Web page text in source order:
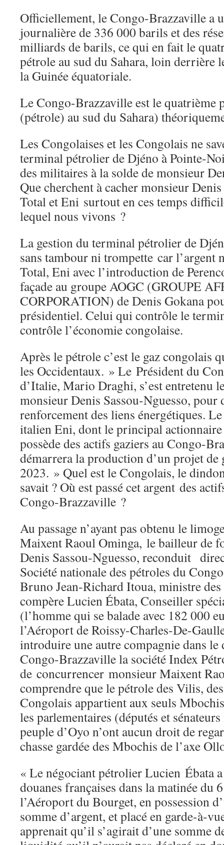
Officiellement, le Congo-Brazzaville a
journalière de 336 000 barils et des
milliards de barils, ce qui en fait le
pétrole au sud du Sahara, loin derrière
la Guinée équatoriale.
Le Congo-Brazzaville est le quatrième
(pétrole) au sud du Sahara)
Les Congolaises et les Congolais ne
terminal pétrolier de Djéno à Pointe-
des militaires à la solde de monsieur
Que cherchent à cacher monsieur
Total et Eni surtout en ces temps
lequel nous vivons ?
La gestion du terminal pétrolier de
sans tambour ni trompette car l’argent
Total, Eni avec l’introduction de
façade au groupe AOGC (GROUPE
CORPORATION) de Denis Gokana
présidentiel. Celui qui contrôle le
contrôle l’économie congolaise.
Après le pétrole c’est le gaz congolais
les Occidentaux. » Le Président du
d’Italie, Mario Draghi, s’est entretenu
monsieur Denis Sassou-Nguesso, pour
renforcement des liens énergétiques.
italien Eni, dont le principal
possède des actifs gaziers au Congo-
démarrera la production d’un projet de
2023. » Quel est le Congolais, le
savait ? Où est passé cet argent des
Congo-Brazzaville ?
Au passage n’ayant pas obtenu le
Maixent Raoul Ominga, le bailleur de
Denis Sassou-Nguesso, reconduit
Société nationale des pétroles du
Bruno Jean-Richard Itoua, ministre
compère Lucien Ébata, Conseiller
(l’homme qui se balade avec 182 000
l’Aéroport de Roissy-Charles-De-
introduire une autre compagnie dans
Congo-Brazzaville la société Index
de concurrencer monsieur Maixent
comprendre que le pétrole des Vilis,
Congolais appartient aux seuls
les parlementaires (députés et
peuple d’Oyo n’ont aucun droit de
chasse gardée des Mbochis de l’axe
« Le négociant pétrolier Lucien Ébata
douanes françaises dans la matinée du
l’Aéroport du Bourget, en possession
somme d’argent, et placé en garde-à-
apprenait qu’il s’agirait d’une somme